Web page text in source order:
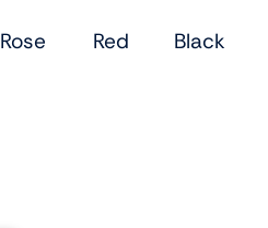
Rose Red Black